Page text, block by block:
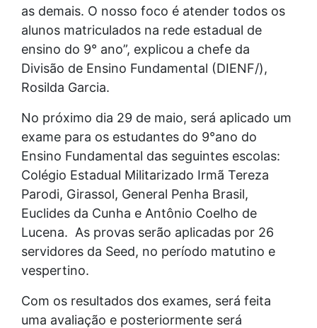
as demais. O nosso foco é atender todos os
alunos matriculados na rede estadual de
ensino do 9° ano”, explicou a chefe da
Divisão de Ensino Fundamental (DIENF/),
Rosilda Garcia.
No próximo dia 29 de maio, será aplicado um
exame para os estudantes do 9°ano do
Ensino Fundamental das seguintes escolas:
Colégio Estadual Militarizado Irmã Tereza
Parodi, Girassol, General Penha Brasil,
Euclides da Cunha e Antônio Coelho de
Lucena. As provas serão aplicadas por 26
servidores da Seed, no período matutino e
vespertino.
Com os resultados dos exames, será feita
uma avaliação e posteriormente será